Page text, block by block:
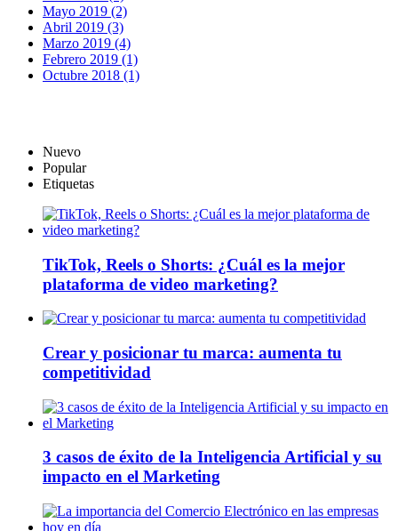
Mayo 2019 (2)
Abril 2019 (3)
Marzo 2019 (4)
Febrero 2019 (1)
Octubre 2018 (1)
Nuevo
Popular
Etiquetas
TikTok, Reels o Shorts: ¿Cuál es la mejor
plataforma de video marketing?
Crear y posicionar tu marca: aumenta tu
competitividad
3 casos de éxito de la Inteligencia Artificial y su
impacto en el Marketing